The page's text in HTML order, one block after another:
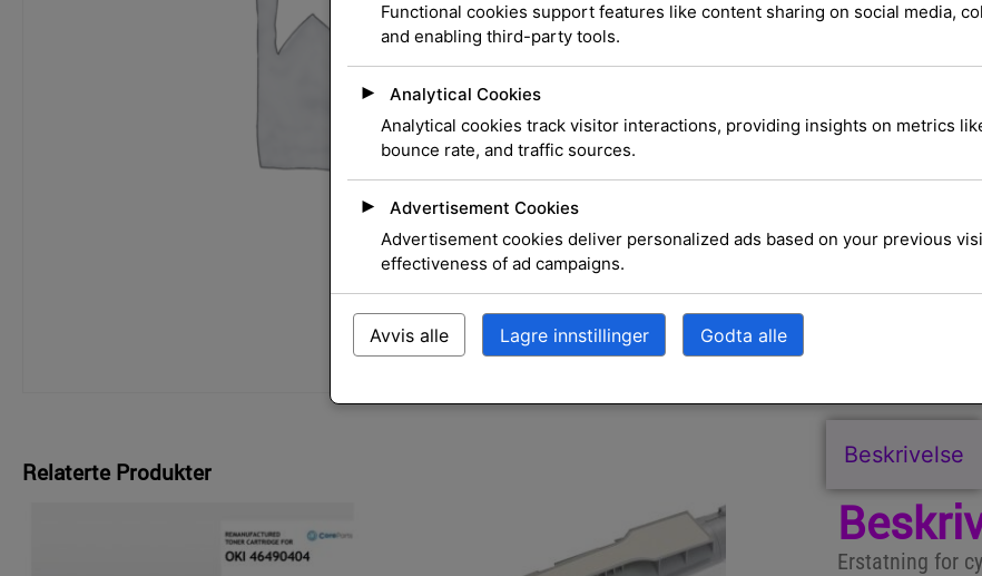
Relaterte Produkter
SKUCE271-67901
kr4
Estimert
Beskrivelse
Erstatning for
Functional cookies support features like content sharing on social media,
and enabling third-party tools.
►
Analytical Cookies
Analytical cookies track visitor interactions, providing insights on metrics
bounce rate, and traffic sources.
►
Advertisement Cookies
Advertisement cookies deliver personalized ads based on your previous
effectiveness of ad campaigns.
Avvis alle Lagre innstillinger Godta alle